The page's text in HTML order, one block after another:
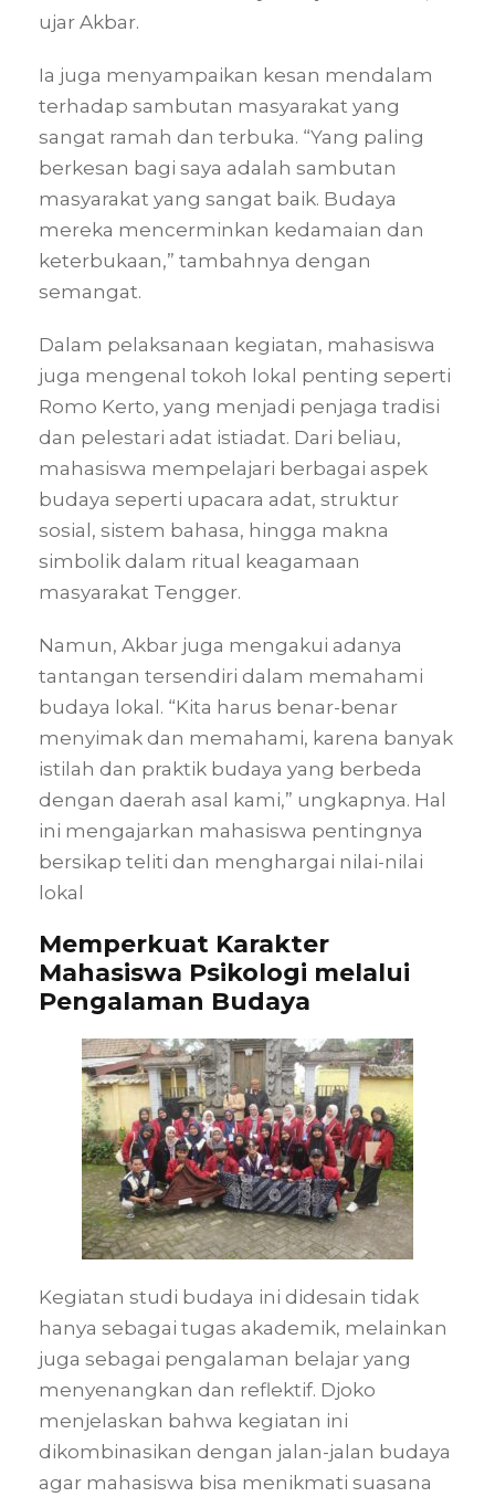
ujar Akbar.
Ia juga menyampaikan kesan mendalam
terhadap sambutan masyarakat yang
sangat ramah dan terbuka. “Yang paling
berkesan bagi saya adalah sambutan
masyarakat yang sangat baik. Budaya
mereka mencerminkan kedamaian dan
keterbukaan,” tambahnya dengan
semangat.
Dalam pelaksanaan kegiatan, mahasiswa
juga mengenal tokoh lokal penting seperti
Romo Kerto, yang menjadi penjaga tradisi
dan pelestari adat istiadat. Dari beliau,
mahasiswa mempelajari berbagai aspek
budaya seperti upacara adat, struktur
sosial, sistem bahasa, hingga makna
simbolik dalam ritual keagamaan
masyarakat Tengger.
Namun, Akbar juga mengakui adanya
tantangan tersendiri dalam memahami
budaya lokal. “Kita harus benar-benar
menyimak dan memahami, karena banyak
istilah dan praktik budaya yang berbeda
dengan daerah asal kami,” ungkapnya. Hal
ini mengajarkan mahasiswa pentingnya
bersikap teliti dan menghargai nilai-nilai
lokal
Memperkuat Karakter
Mahasiswa Psikologi melalui
Pengalaman Budaya
Kegiatan studi budaya ini didesain tidak
hanya sebagai tugas akademik, melainkan
juga sebagai pengalaman belajar yang
menyenangkan dan reflektif. Djoko
menjelaskan bahwa kegiatan ini
dikombinasikan dengan jalan-jalan budaya
agar mahasiswa bisa menikmati suasana